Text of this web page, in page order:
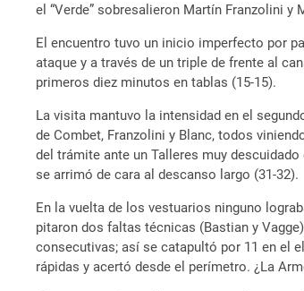
el “Verde” sobresalieron Martín Franzolini
El encuentro tuvo un inicio imperfecto por
ataque y a través de un triple de frente al
primeros diez minutos en tablas (15-15).
La visita mantuvo la intensidad en el
de Combet, Franzolini y Blanc, todos
del trámite ante un Talleres muy
se arrimó de cara al descanso largo (31-32).
En la vuelta de los vestuarios ninguno
pitaron dos faltas técnicas (Bastian y
consecutivas; así se catapultó por 11 en el
rápidas y acertó desde el perímetro. ¿La